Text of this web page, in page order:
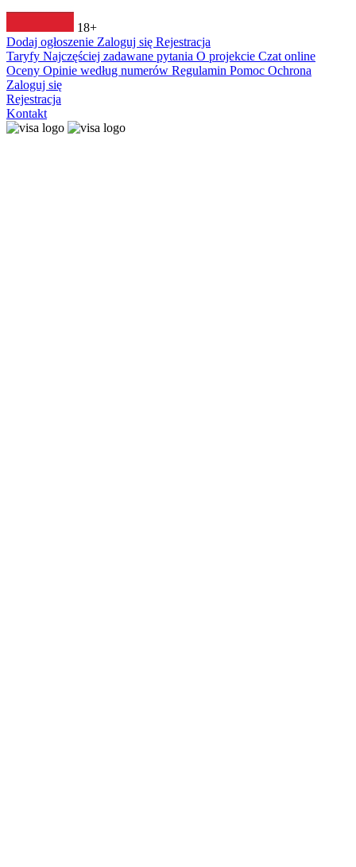
18+
Dodaj ogłoszenie Zaloguj się Rejestracja
Taryfy Najczęściej zadawane pytania O projekcie Czat online
Oceny Opinie według numerów Regulamin Pomoc Ochrona
Zaloguj się
Rejestracja
Kontakt